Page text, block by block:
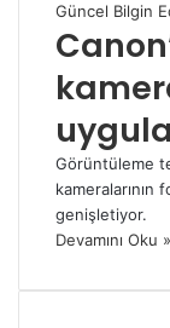
Güncel Bilgin
Görüntüleme
kameralarının
genişletiyor.
Devamını Oku »